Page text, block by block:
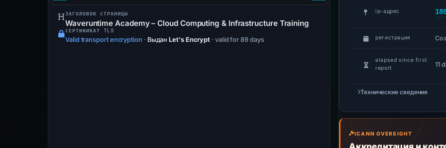
ЗАГОЛОВОК СТРАНИЦЫ
Waveruntime Academy – Cloud Computing & Infrastructure Training
СЕРТИФИКАТ TLS
Valid transport encryption · ВыданLet's Encrypt · valid for 89 days
ip-адрес
регистрация
elapsed since first
report
11
Технические сведения
ICANN OVERSIGHT